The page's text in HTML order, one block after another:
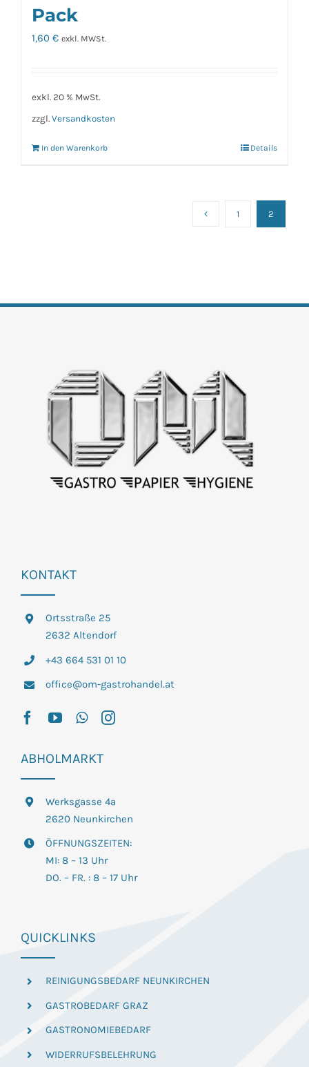
Pack
1,60 € exkl. MWSt.
exkl. 20 % MwSt.
zzgl. Versandkosten
In den Warenkorb Details
1 2
KONTAKT
Ortsstraße 25
2632 Altendorf
+43 664 531 01 10
office@om-gastrohandel.at
ABHOLMARKT
Werksgasse 4a
2620 Neunkirchen
ÖFFNUNGSZEITEN:
MI: 8 – 13 Uhr
DO. – FR. : 8 – 17 Uhr
QUICKLINKS
REINIGUNGSBEDARF NEUNKIRCHEN
GASTROBEDARF GRAZ
GASTRONOMIEBEDARF
WIDERRUFSBELEHRUNG